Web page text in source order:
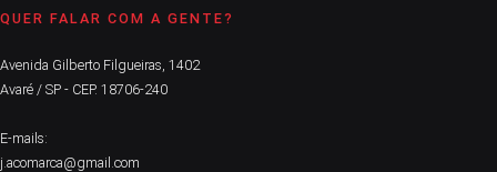
QUER FALAR COM A GENTE?
Avenida Gilberto Filgueiras, 1402
Avaré / SP - CEP. 18706-240
E-mails:
j.acomarca@gmail.com